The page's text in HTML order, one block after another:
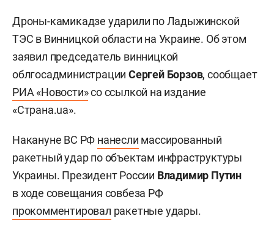
Дроны-камикадзе ударили по Ладыжинской
ТЭС в Винницкой области на Украине. Об этом
заявил председатель винницкой
облгосадминистрацииСергей Борзов, сообщает
РИА «Новости»со ссылкой на издание
«Страна.ua».
Накануне ВС РФ нанесли массированный
ракетный удар по объектам инфраструктуры
Украины. Президент России Владимир Путин
в ходе совещания совбеза РФ
прокомментировал ракетные удары.